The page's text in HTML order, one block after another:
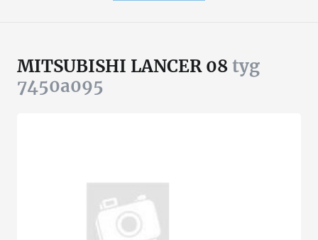
MITSUBISHI LANCER 08tyg
7450a095